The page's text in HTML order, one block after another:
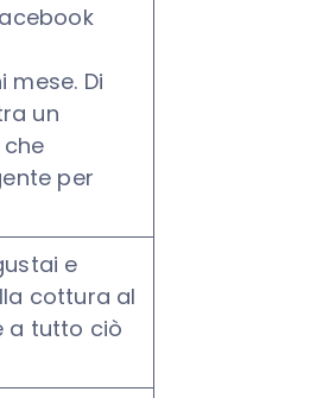
Di
un
per
e
cottura al
a tutto ciò